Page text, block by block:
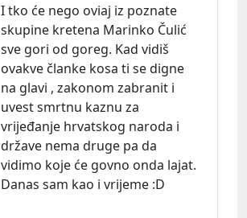
I tko će nego oviaj iz poznate
skupine kretena Marinko Čulić
sve gori od goreg. Kad vidiš
ovakve članke kosa ti se digne
na glavi , zakonom zabranit i
uvest smrtnu kaznu za
vrijeđanje hrvatskog naroda i
države nema druge pa da
vidimo koje će govno onda lajat.
Danas sam kao i vrijeme :D